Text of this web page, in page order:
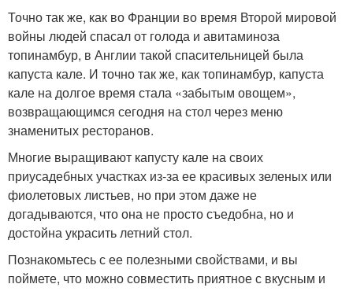
Точно так же, как во Франции во время Второй мировой
войны людей спасал от голода и авитаминоза
топинамбур, в Англии такой спасительницей была
капуста кале. И точно так же, как топинамбур, капуста
кале на долгое время стала «забытым овощем»,
возвращающимся сегодня на стол через меню
знаменитых ресторанов.
Многие выращивают капусту кале на своих
приусадебных участках из-за ее красивых зеленых или
фиолетовых листьев, но при этом даже не
догадываются, что она не просто съедобна, но и
достойна украсить летний стол.
Познакомьтесь с ее полезными свойствами, и вы
поймете, что можно совместить приятное с вкусным и